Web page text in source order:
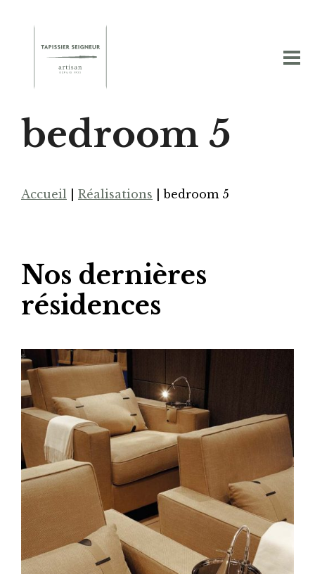
bedroom 5
Accueil Réalisations |bedroom 5
Nos dernières
résidences